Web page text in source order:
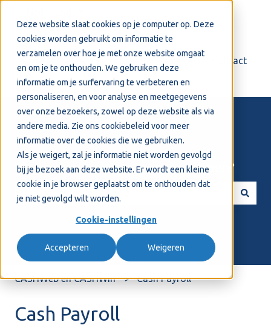
Deze website slaat cookies op je computer op. Deze
cookies worden gebruikt om informatie te
verzamelen over hoe je met onze website omgaat
en om je te onthouden. We gebruiken deze
informatie om je surfervaring te verbeteren en
personaliseren, en voor analyse en meetgegevens
over onze bezoekers, zowel op deze website als via
andere media. Zie ons cookiebeleid voor meer
informatie over de cookies die we gebruiken.
Als je weigert, zal je informatie niet worden gevolgd
bij je bezoek aan deze website. Er wordt een kleine
cookie in je browser geplaatst om te onthouden dat
je niet gevolgd wilt worden.
Cookie-instellingen
Accepteren Weigeren
Support Contact
Welkom! Hoe kunnen we je helpen?
CASHWeb en CASHWin Cash Payroll
Cash Payroll